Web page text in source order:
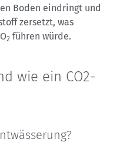
Boden eindringt und
zersetzt, was
2 führen würde.
wie ein CO2-